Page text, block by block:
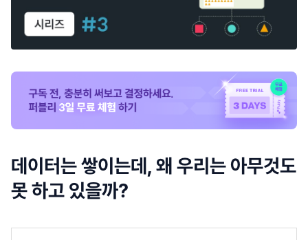
데이터는 쌓이는데, 왜 우리는 아무것도
못 하고 있을까?